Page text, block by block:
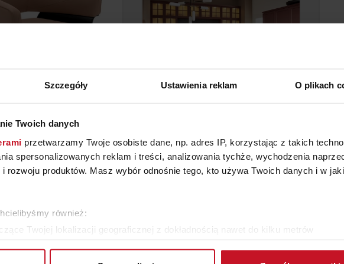
Szczegóły Ustawienia reklam O plikach
Twoich danych
przetwarzamy Twoje osobiste dane, np. adres IP, korzystając z takich
spersonalizowanych reklam i treści, analizowania tychże, wychodzenia
rozwoju produktów. Masz wybór odnośnie tego, kto używa Twoich danych i w
również:
Twojej lokalizacji geograficznej z dokładnością nawet do kilku metrów
FOTEL JORDAN
O CENĘ W SALONIE ZAPYTAJ O CENĘ W SALONIE